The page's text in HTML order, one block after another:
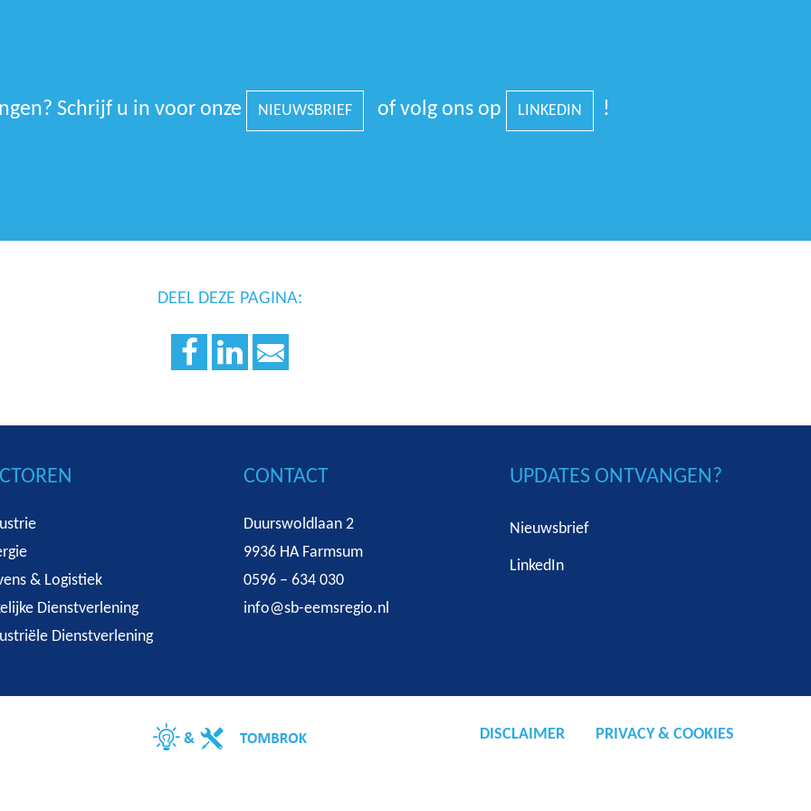
Schrijf u in voor onze NIEUWSBRIEF of volg ons op LINKEDIN !
DEEL DEZE PAGINA:
& Logistiek
Dienstverlening
Dienstverlening
CONTACT
Duurswoldlaan 2
9936 HA Farmsum
0596 – 634 030
info@sb-eemsregio.nl
UPDATES ONTVANGEN?
Nieuwsbrief
LinkedIn
DISCLAIMER PRIVACY & COOKIES